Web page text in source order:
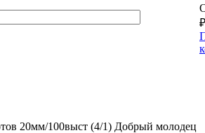
₽
20мм/100выст (4/1) Добрый молодец